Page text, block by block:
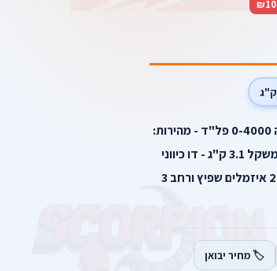
הספק: 1200W - כוח הלימה 4J גאול - קצב הלימה 0-4000 פל"ד - מהירות:
0-900 סל"ד - כושר קידוח בבטון עד 28 מ"מ - משקל 3.1 ק"ג - דו כיווני
אלקטרוני - עם מבטל סיבוב מגיע עם ראש פוטר 2 איזמלים שפיץ ורחב 3
🏷️ מחיר יבואן